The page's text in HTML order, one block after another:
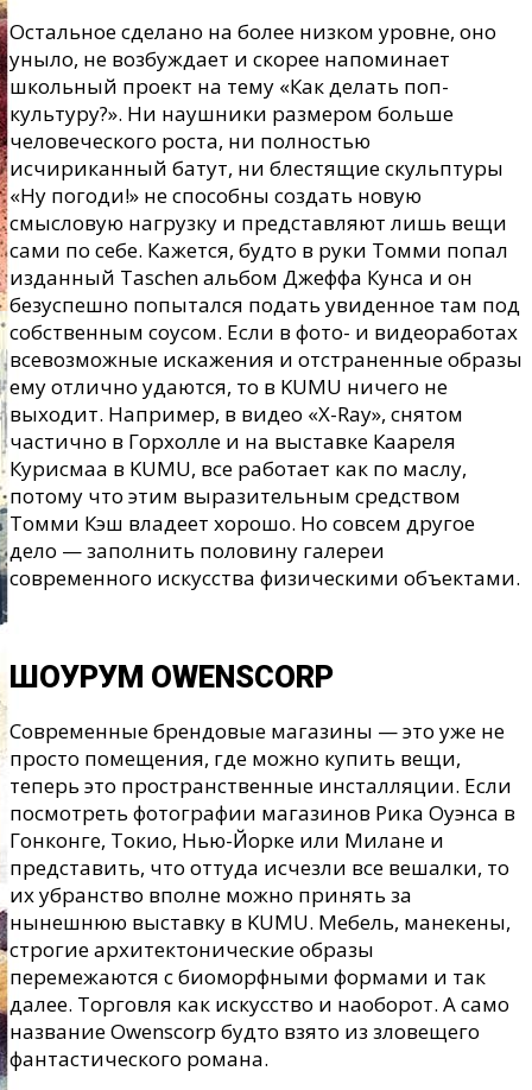
Остальное сделано на более низком уровне, оно
уныло, не возбуждает и скорее напоминает
школьный проект на тему «Как делать поп-
культуру?». Ни наушники размером больше
человеческого роста, ни полностью
исчириканный батут, ни блестящие скульптуры
«Ну погоди!» не способны создать новую
смысловую нагрузку и представляют лишь вещи
сами по себе. Кажется, будто в руки Томми попал
изданный Taschen альбом Джеффа Кунса и он
безуспешно попытался подать увиденное там под
собственным соусом. Если в фото- и видеоработах
всевозможные искажения и отстраненные образы
ему отлично удаются, то в KUMU ничего не
выходит. Например, в видео «X-Ray», снятом
частично в Горхолле и на выставке Каареля
Курисмаа в KUMU, все работает как по маслу,
потому что этим выразительным средством
Томми Кэш владеет хорошо. Но совсем другое
дело — заполнить половину галереи
современного искусства физическими объектами.
ШОУРУМ OWENSCORР
Современные брендовые магазины — это уже не
просто помещения, где можно купить вещи,
теперь это пространственные инсталляции. Если
посмотреть фотографии магазинов Рика Оуэнса в
Гонконге, Токио, Нью-Йорке или Милане и
представить, что оттуда исчезли все вешалки, то
их убранство вполне можно принять за
нынешнюю выставку в KUMU. Мебель, манекены,
строгие архитектонические образы
перемежаются с биоморфными формами и так
далее. Торговля как искусство и наоборот. А само
название Owenscorp будто взято из зловещего
фантастического романа.